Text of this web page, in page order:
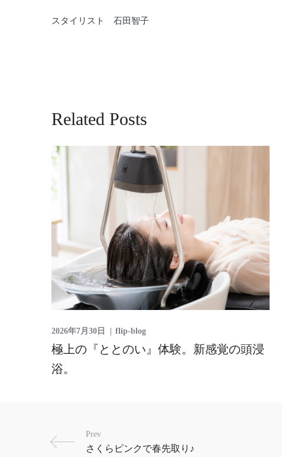
スタイリスト 石田智子
Related Posts
2026年7月30日 flip-blog
極上の『ととのい』体験。新感覚の頭浸
浴。
Prev